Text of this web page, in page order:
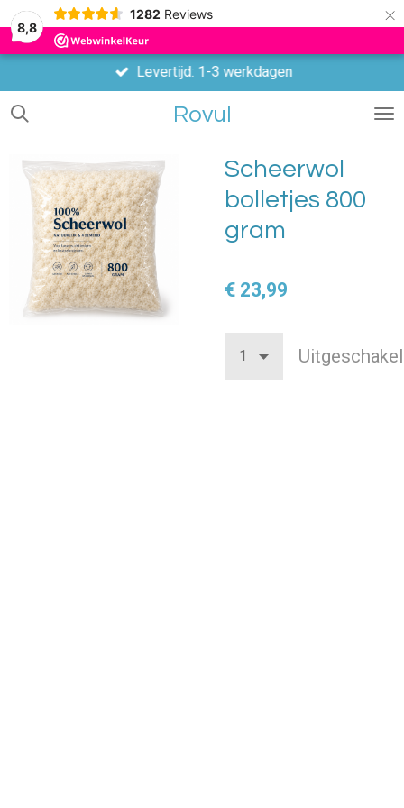
8,8
1282 Reviews ×
Rovul
Levertijd: 1-3 werkdagen
Scheerwol
bolletjes 800
gram
€ 23,99